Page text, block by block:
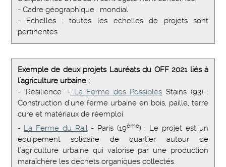
- Cadre géographique : mondial
- Echelles : toutes les échelles de projets sont
pertinentes
Exemple de deux projets Lauréats du OFF 2021 liés à
l'agriculture urbaine :
- "Résilience" -La Ferme des Possibles Stains (93) :
Construction d’une ferme urbaine en bois, paille, terre
cure et matériaux de réemploi.
- La Ferme du Rail- Paris (19ème) : Le projet est un
équipement solidaire de quartier autour de
l’agriculture urbaine qui valorise par une production
maraîchère les déchets organiques collectés.